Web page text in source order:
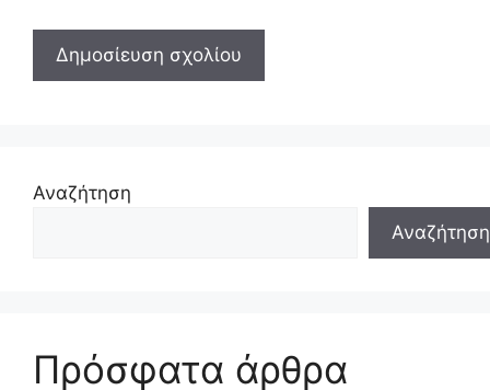
Αναζήτηση
Αναζήτηση
Πρόσφατα άρθρα